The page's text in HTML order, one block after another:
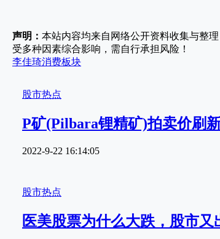
声明： 本站内容均来自网络公开资料收集与整
受多种因素综合影响，需自行承担风险！
李佳琦消费板块
股市热点
P矿(Pilbara锂精矿)拍卖价刷
2022-9-22 16:14:05
股市热点
医美股票为什么大跌，股市又